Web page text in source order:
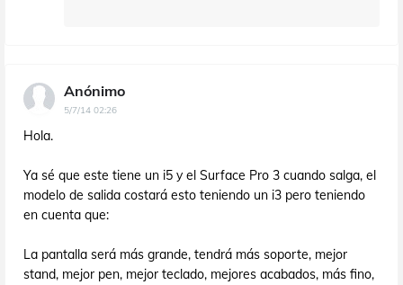
Anónimo
5/7/14 02:26
Hola.
Ya sé que este tiene un i5 y el Surface Pro 3 cuando salga, el
modelo de salida costará esto teniendo un i3 pero teniendo
en cuenta que:
La pantalla será más grande, tendrá más soporte, mejor
stand, mejor pen, mejor teclado, mejores acabados, más fino,